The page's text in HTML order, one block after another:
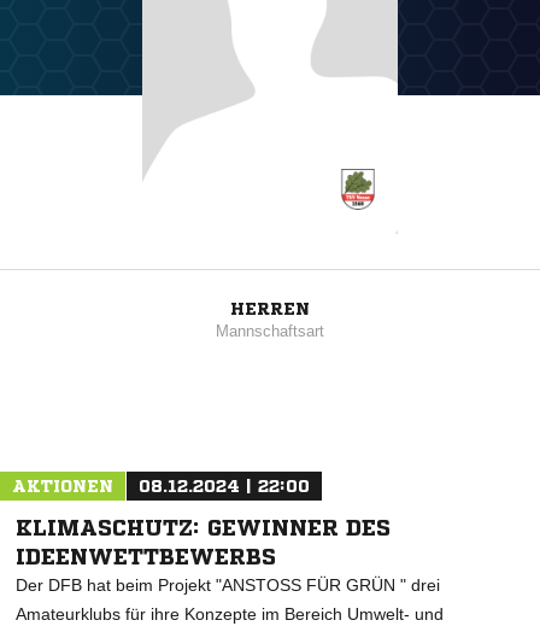
HERREN
Mannschaftsart
AKTIONEN 08.12.2024 | 22:00
KLIMASCHUTZ: GEWINNER DES
IDEENWETTBEWERBS
Der DFB hat beim Projekt "ANSTOSS FÜR GRÜN " drei
Amateurklubs für ihre Konzepte im Bereich Umwelt- und